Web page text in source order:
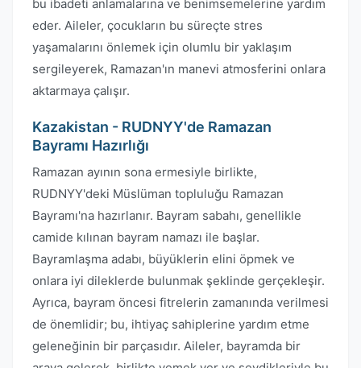
bu ibadeti anlamalarına ve benimsemelerine yardım
eder. Aileler, çocukların bu süreçte stres
yaşamalarını önlemek için olumlu bir yaklaşım
sergileyerek, Ramazan'ın manevi atmosferini onlara
aktarmaya çalışır.
Kazakistan - RUDNYY'de Ramazan
Bayramı Hazırlığı
Ramazan ayının sona ermesiyle birlikte,
RUDNYY'deki Müslüman topluluğu Ramazan
Bayramı'na hazırlanır. Bayram sabahı, genellikle
camide kılınan bayram namazı ile başlar.
Bayramlaşma adabı, büyüklerin elini öpmek ve
onlara iyi dileklerde bulunmak şeklinde gerçekleşir.
Ayrıca, bayram öncesi fitrelerin zamanında verilmesi
de önemlidir; bu, ihtiyaç sahiplerine yardım etme
geleneğinin bir parçasıdır. Aileler, bayramda bir